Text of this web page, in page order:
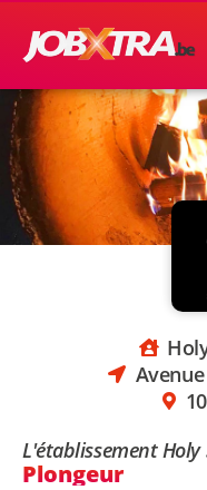
L'établissement Holy
Plongeur